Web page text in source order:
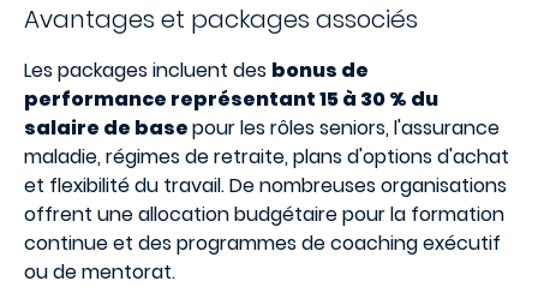
Avantages et packages associés
Les packages incluent des bonus de
performance représentant 15 à 30 % du
salaire de basepour les rôles seniors, l'assurance
maladie, régimes de retraite, plans d'options d'achat
et flexibilité du travail. De nombreuses organisations
offrent une allocation budgétaire pour la formation
continue et des programmes de coaching exécutif
ou de mentorat.